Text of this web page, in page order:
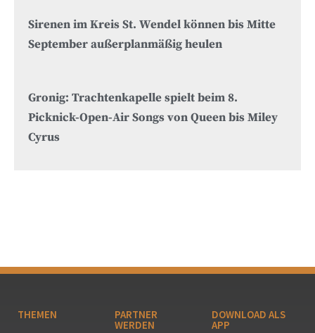
Sirenen im Kreis St. Wendel können bis Mitte
September außerplanmäßig heulen
Gronig: Trachtenkapelle spielt beim 8.
Picknick-Open-Air Songs von Queen bis Miley
Cyrus
THEMEN PARTNER
WERDEN
DOWNLOAD ALS
APP